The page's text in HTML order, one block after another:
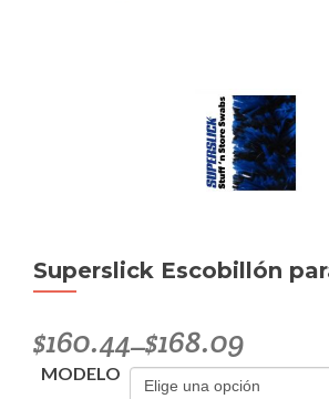
Superslick Escobillón
$160.44–$168.09
MODELO